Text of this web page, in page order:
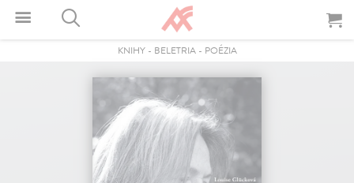
KNIHY- BELETRIA- POÉZIA